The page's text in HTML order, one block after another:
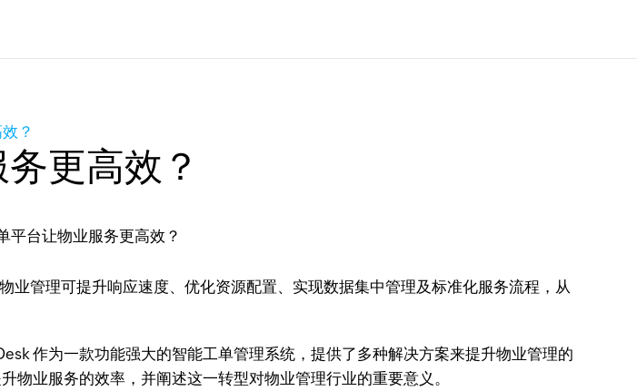
？
更高效？
业管理可提升响应速度、优化资源配置、实现数据集中管理及标准化服务流程，从
作为一款功能强大的智能工单管理系统，提供了多种解决方案来提升物业管理的
业服务的效率，并阐述这一转型对物业管理行业的重要意义。